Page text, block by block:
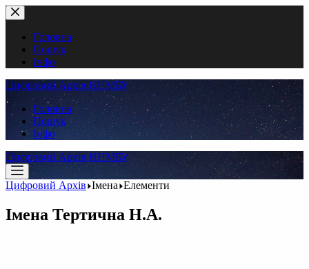
Перейти
до
вмістуГоловна
Пошук
Інфо
Цифровий Архів ННМБУ
Головна
Пошук
Інфо
Цифровий Архів ННМБУ
Цифровий Архів Імена Елементи
Імена Тертична Н.А.